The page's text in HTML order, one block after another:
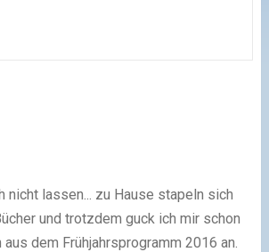
nicht lassen... zu Hause stapeln sich
und trotzdem guck ich mir schon
dem Frühjahrsprogramm 2016 an.